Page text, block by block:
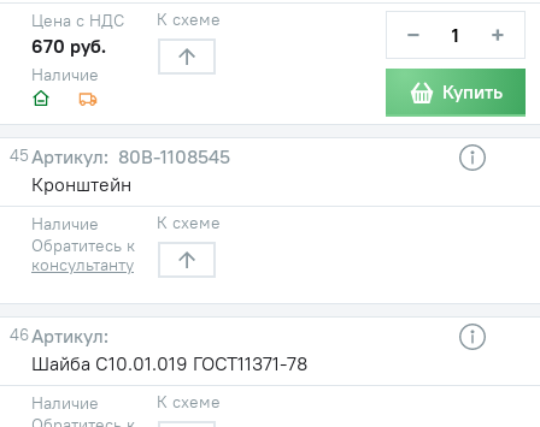
Наличие
Цена с НДС
670 руб.
К схеме − +
Купить
45
80В-1108545
Кронштейн
Наличие
Обратитесь к
консультанту
К схеме
46
Шайба С10.01.019 ГОСТ11371-78
Наличие
К схеме